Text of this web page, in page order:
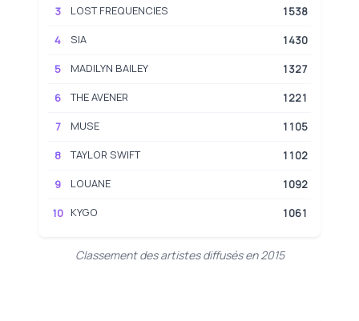
3
LOST FREQUENCIES
1538
4
SIA
1430
5
MADILYN BAILEY
1327
6
THE AVENER
1221
7
MUSE
1105
8
TAYLOR SWIFT
1102
9
LOUANE
1092
10 KYGO 1061
Classement des artistes diffusés en 2015